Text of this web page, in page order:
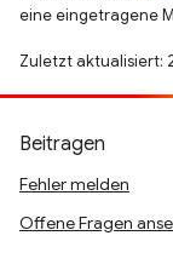
eine eingetragene
Zuletzt aktualisiert:
Beitragen
Fehler melden
Offene Fragen